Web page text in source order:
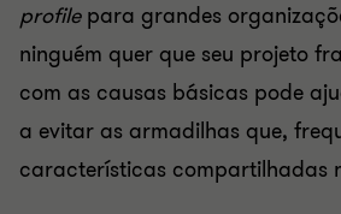
profilepara grandes
ninguém quer que seu projeto
com as causas básicas pode
a evitar as armadilhas que,
características ​​compartilhadas